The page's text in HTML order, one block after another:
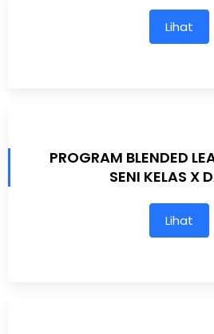
Lihat
PROGRAM BLENDED
SENI KELAS X
Lihat